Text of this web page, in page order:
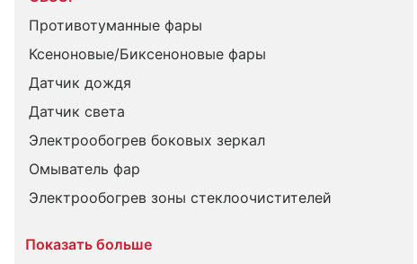
Противотуманные фары
Ксеноновые/Биксеноновые фары
Датчик дождя
Датчик света
Электрообогрев боковых зеркал
Омыватель фар
Электрообогрев зоны стеклоочистителей
Показать больше